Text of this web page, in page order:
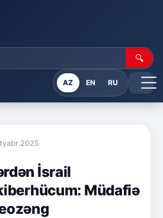
🔍
AZ EN RU
İsrail
Müdafiə